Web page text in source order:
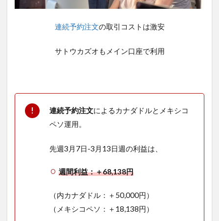
連続予約注文の取引コストは激安
サトウカズオもメイン口座で利用
連続予約注文によるカナダドルとメキシコ
ペソ運用。
先週3月7日-3月13日週の利益は、
週間利益：＋68,138円
（内カナダドル：＋50,000円）
（メキシコペソ：＋18,138円）